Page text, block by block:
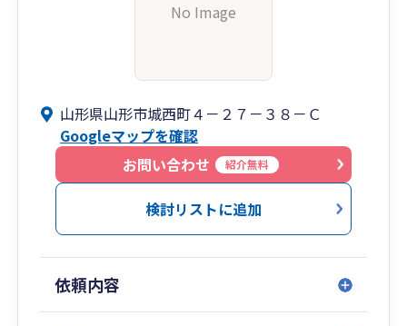
No Image
山形県山形市城西町４－２７－３８－Ｃ
Googleマップを確認
お問い合わせ
紹介無料
検討リストに追加
依頼内容